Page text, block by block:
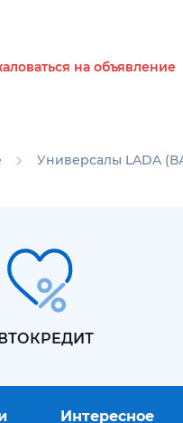
на объявление
Универсалы LADA
Интересное